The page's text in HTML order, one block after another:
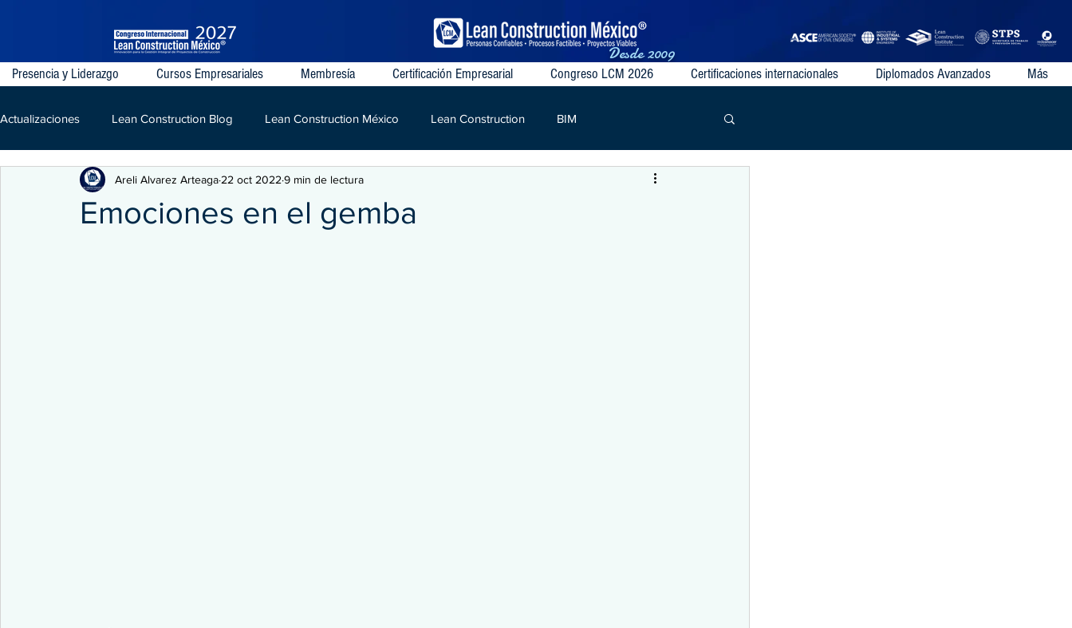
Desde 2009
Presencia y Liderazgo Cursos Empresariales Membresía Certificación Empresarial Congreso LCM 2026 Certificaciones internacionales Diplomados Avanzados Más
Actualizaciones Lean Construction Blog Lean Construction México Lean Construction BIM
Last Planner System VDC IPD Lean LPDS Contratos Colaborativos
Emociones en el gemba
Areli Alvarez Arteaga 22 oct 2022 9 min de lectura